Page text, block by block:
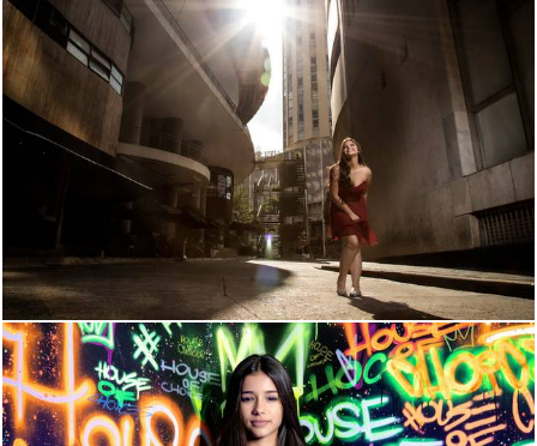
3097 129